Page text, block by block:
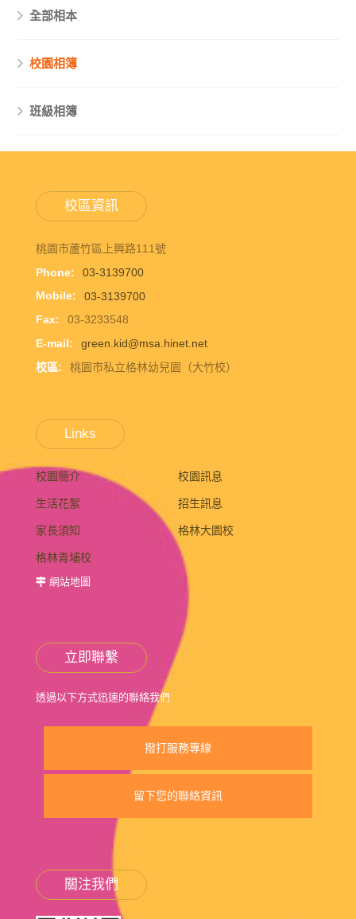
全部相本
校園相簿
班級相簿
校區資訊
桃園市蘆竹區上興路111號
Phone:
03-3139700
Mobile:
03-3139700
Fax:
03-3233548
E-mail:
green.kid@msa.hinet.net
校區:
桃園市私立格林幼兒園（大竹校）
Links
校園簡介 校園訊息
生活花絮 招生訊息
家長須知 格林大園校
格林青埔校
網站地圖
立即聯繫
透過以下方式迅速的聯絡我們
撥打服務專線
留下您的聯絡資訊
關注我們